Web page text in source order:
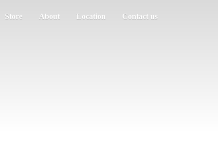
Store About Location Contact us